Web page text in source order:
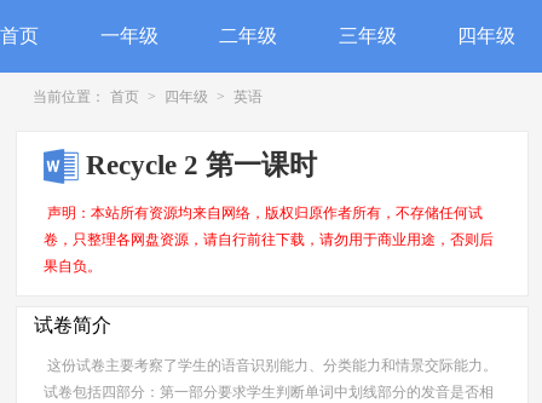
首页 一年级 二年级 三年级 四年级
当前位置： 首页 > 四年级 > 英语
Recycle 2 第一课时
声明：本站所有资源均来自网络，版权归原作者所有，不存储任何试
卷，只整理各网盘资源，请自行前往下载，请勿用于商业用途，否则后
果自负。
试卷简介
这份试卷主要考察了学生的语音识别能力、分类能力和情景交际能力。
试卷包括四部分：第一部分要求学生判断单词中划线部分的发音是否相